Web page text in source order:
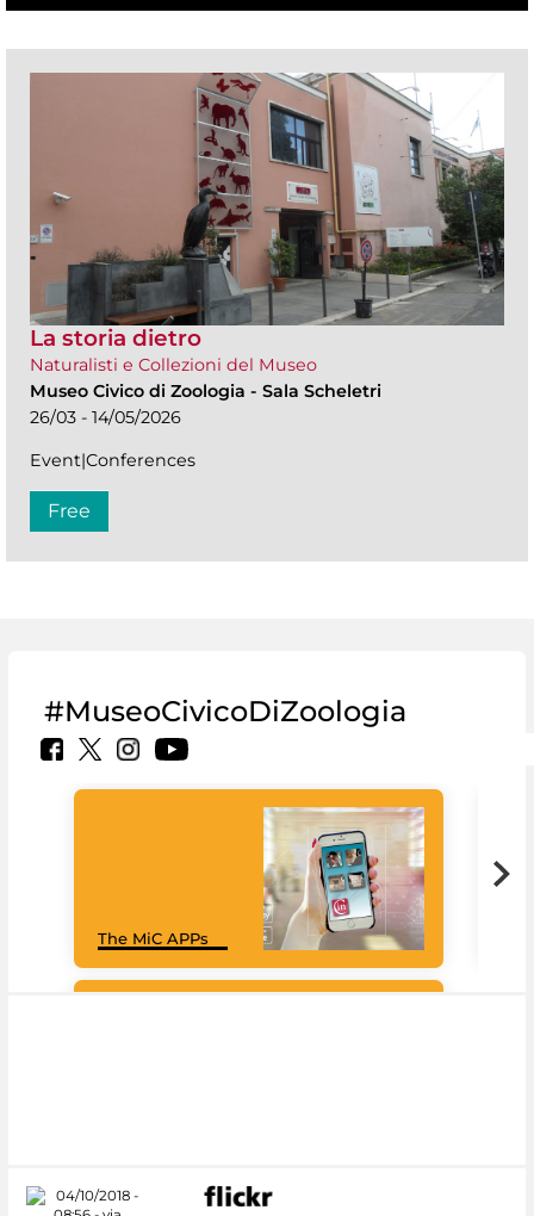
La storia dietro
Naturalisti e Collezioni del Museo
Museo Civico di Zoologia - Sala Scheletri
26/03 - 14/05/2026
Event|Conferences
Free
#MuseoCivicoDiZoologia
The MiC APPs